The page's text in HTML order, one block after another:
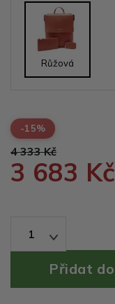
Růžová
-15%
4 333 Kč
3 683 Kč
1